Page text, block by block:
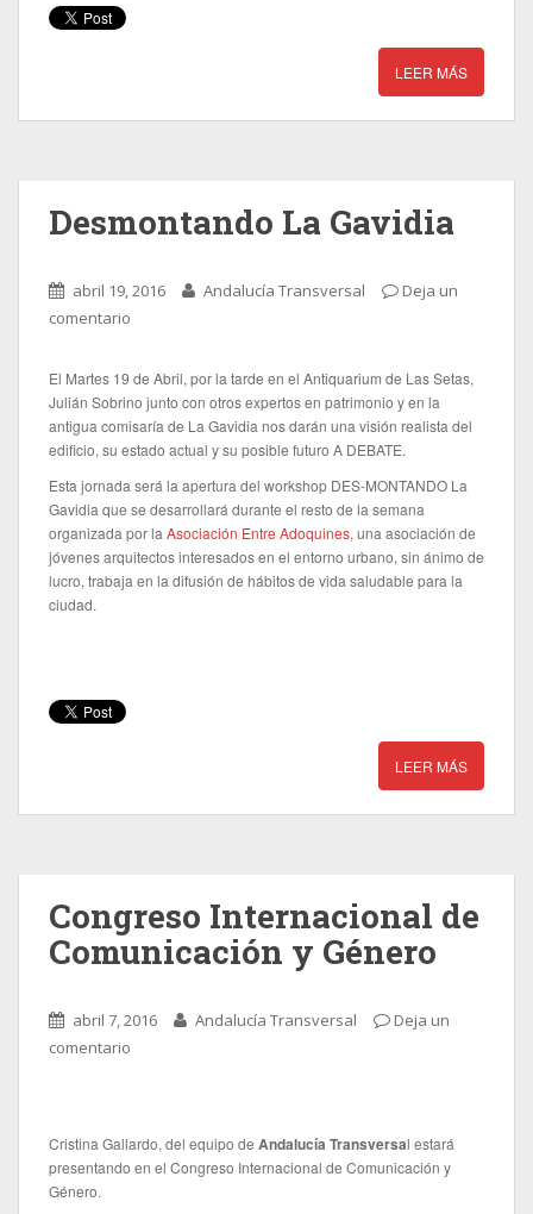
LEER MÁS
Desmontando La Gavidia
abril 19, 2016 Andalucía Transversal
Deja un
comentario
El Martes 19 de Abril, por la tarde en el Antiquarium de Las Setas,
Julián Sobrino junto con otros expertos en patrimonio y en la
antigua comisaría de La Gavidia nos darán una visión realista del
edificio, su estado actual y su posible futuro A DEBATE.
Esta jornada será la apertura del workshop DES-MONTANDO La
Gavidia que se desarrollará durante el resto de la semana
organizada por la Asociación Entre Adoquines, una asociación de
jóvenes arquitectos interesados en el entorno urbano, sin ánimo de
lucro, trabaja en la difusión de hábitos de vida saludable para la
ciudad.
LEER MÁS
Congreso Internacional de
Comunicación y Género
abril 7, 2016 Andalucía Transversal
Deja un
comentario
Cristina Gallardo, del equipo de Andalucía Transversal estará
presentando en el Congreso Internacional de Comunicación y
Género.